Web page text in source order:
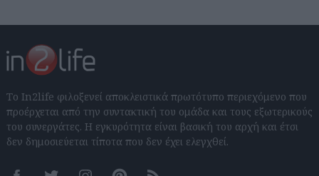
Το In2life φιλοξενεί αποκλειστικά πρωτότυπο περιεχόμενο που
προέρχεται από την συντακτική του ομάδα και τους εξωτερικούς
του συνεργάτες. Η εγκυρότητα είναι βασική του αρχή και έτσι
δεν δημοσιεύεται τίποτα που δεν έχει ελεγχθεί.